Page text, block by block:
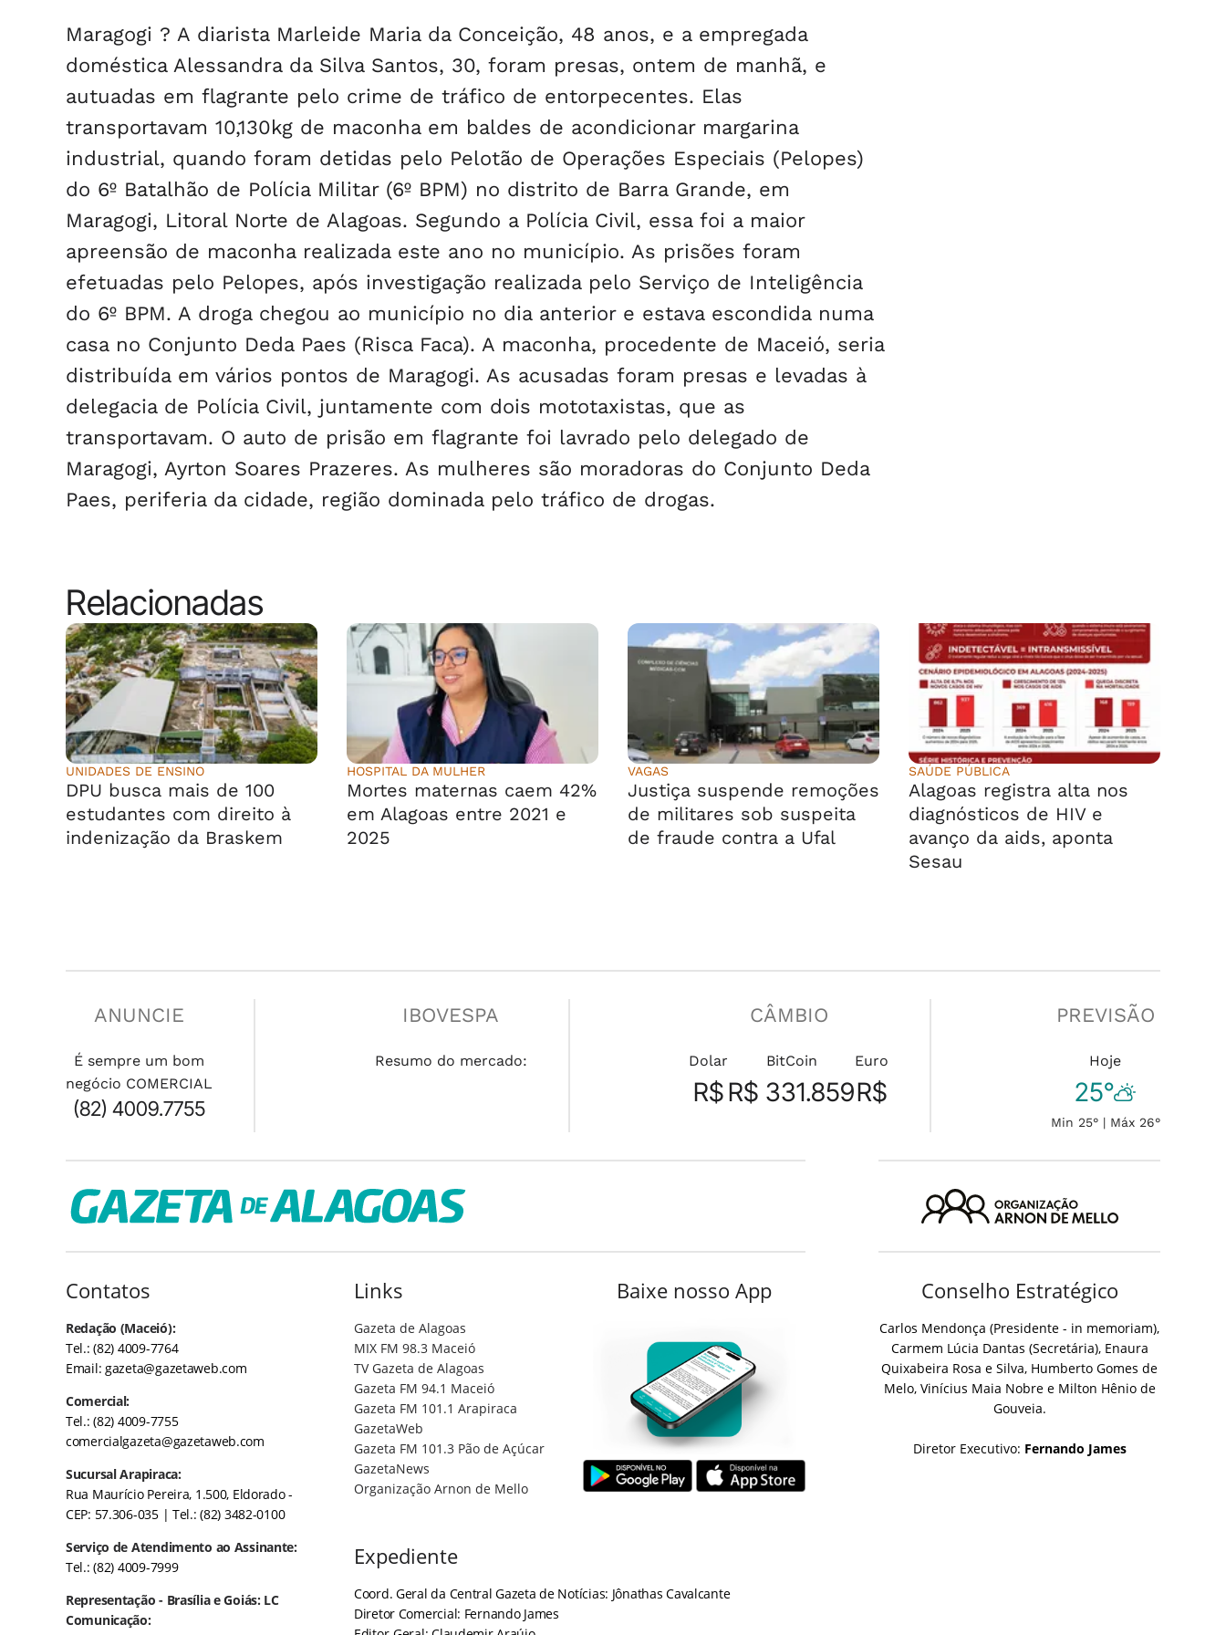
Maragogi ? A diarista Marleide Maria da Conceição, 48 anos, e a empregada
doméstica Alessandra da Silva Santos, 30, foram presas, ontem de manhã, e
autuadas em flagrante pelo crime de tráfico de entorpecentes. Elas
transportavam 10,130kg de maconha em baldes de acondicionar margarina
industrial, quando foram detidas pelo Pelotão de Operações Especiais (Pelopes)
do 6º Batalhão de Polícia Militar (6º BPM) no distrito de Barra Grande, em
Maragogi, Litoral Norte de Alagoas. Segundo a Polícia Civil, essa foi a maior
apreensão de maconha realizada este ano no município. As prisões foram
efetuadas pelo Pelopes, após investigação realizada pelo Serviço de Inteligência
do 6º BPM. A droga chegou ao município no dia anterior e estava escondida numa
casa no Conjunto Deda Paes (Risca Faca). A maconha, procedente de Maceió, seria
distribuída em vários pontos de Maragogi. As acusadas foram presas e levadas à
delegacia de Polícia Civil, juntamente com dois mototaxistas, que as
transportavam. O auto de prisão em flagrante foi lavrado pelo delegado de
Maragogi, Ayrton Soares Prazeres. As mulheres são moradoras do Conjunto Deda
Paes, periferia da cidade, região dominada pelo tráfico de drogas.
Relacionadas
UNIDADES DE ENSINO
DPU busca mais de 100
estudantes com direito à
indenização da Braskem
HOSPITAL DA MULHER
Mortes maternas caem 42%
em Alagoas entre 2021 e
2025
VAGAS
Justiça suspende remoções
de militares sob suspeita
de fraude contra a Ufal
SAÚDE PÚBLICA
Alagoas registra alta nos
diagnósticos de HIV e
avanço da aids, aponta
Sesau
ANUNCIE
É sempre um bom
negócio COMERCIAL
(82) 4009.7755
IBOVESPA
Resumo do mercado:
CÂMBIO
Dolar
R$
BitCoin
R$ 331.859
Euro
R$
PREVISÃO
Hoje
25°
Min 25° | Máx 26°
Contatos
Redação (Maceió):
Tel.: (82) 4009-7764
Email:gazeta@gazetaweb.com
Comercial:
Tel.: (82) 4009-7755
comercialgazeta@gazetaweb.com
Sucursal Arapiraca:
Rua Maurício Pereira, 1.500, Eldorado -
CEP: 57.306-035 | Tel.: (82) 3482-0100
Serviço de Atendimento ao Assinante:
Tel.: (82) 4009-7999
Representação - Brasília e Goiás: LC
Comunicação:
Links
Gazeta de Alagoas
MIX FM 98.3 Maceió
TV Gazeta de Alagoas
Gazeta FM 94.1 Maceió
Gazeta FM 101.1 Arapiraca
GazetaWeb
Gazeta FM 101.3 Pão de Açúcar
GazetaNews
Organização Arnon de Mello
Expediente
Coord. Geral da Central Gazeta de Notícias: Jônathas Cavalcante
Diretor Comercial: Fernando James
Baixe nosso App Conselho Estratégico
Carlos Mendonça (Presidente - in memoriam),
Carmem Lúcia Dantas (Secretária), Enaura
Quixabeira Rosa e Silva, Humberto Gomes de
Melo, Vinícius Maia Nobre e Milton Hênio de
Gouveia.
Diretor Executivo: Fernando James